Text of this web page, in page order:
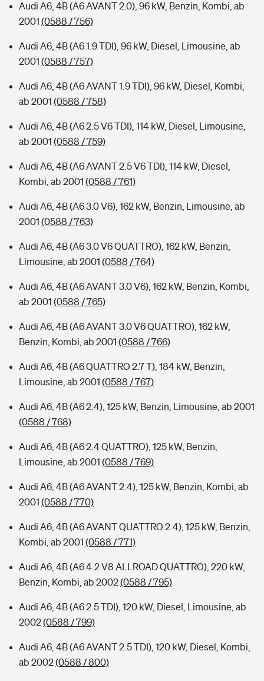
Audi A6, 4B (A6 AVANT 2.0), 96 kW, Benzin, Kombi, ab
2001 (0588 / 756)
Audi A6, 4B (A6 1.9 TDI), 96 kW, Diesel, Limousine, ab
2001 (0588 / 757)
Audi A6, 4B (A6 AVANT 1.9 TDI), 96 kW, Diesel, Kombi,
ab 2001 (0588 / 758)
Audi A6, 4B (A6 2.5 V6 TDI), 114 kW, Diesel, Limousine,
ab 2001 (0588 / 759)
Audi A6, 4B (A6 AVANT 2.5 V6 TDI), 114 kW, Diesel,
Kombi, ab 2001 (0588 / 761)
Audi A6, 4B (A6 3.0 V6), 162 kW, Benzin, Limousine, ab
2001 (0588 / 763)
Audi A6, 4B (A6 3.0 V6 QUATTRO), 162 kW, Benzin,
Limousine, ab 2001 (0588 / 764)
Audi A6, 4B (A6 AVANT 3.0 V6), 162 kW, Benzin, Kombi,
ab 2001 (0588 / 765)
Audi A6, 4B (A6 AVANT 3.0 V6 QUATTRO), 162 kW,
Benzin, Kombi, ab 2001 (0588 / 766)
Audi A6, 4B (A6 QUATTRO 2.7 T), 184 kW, Benzin,
Limousine, ab 2001 (0588 / 767)
Audi A6, 4B (A6 2.4), 125 kW, Benzin, Limousine, ab 2001
(0588 / 768)
Audi A6, 4B (A6 2.4 QUATTRO), 125 kW, Benzin,
Limousine, ab 2001 (0588 / 769)
Audi A6, 4B (A6 AVANT 2.4), 125 kW, Benzin, Kombi, ab
2001 (0588 / 770)
Audi A6, 4B (A6 AVANT QUATTRO 2.4), 125 kW, Benzin,
Kombi, ab 2001 (0588 / 771)
Audi A6, 4B (A6 4.2 V8 ALLROAD QUATTRO), 220 kW,
Benzin, Kombi, ab 2002(0588 / 795)
Audi A6, 4B (A6 2.5 TDI), 120 kW, Diesel, Limousine, ab
2002(0588 / 799)
Audi A6, 4B (A6 AVANT 2.5 TDI), 120 kW, Diesel, Kombi,
ab 2002(0588 / 800)